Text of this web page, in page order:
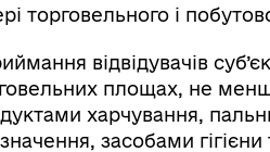
торговельного і
відвідувачів
площах, не
харчування,
засобами